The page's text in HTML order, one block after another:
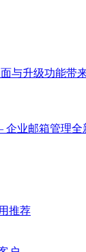
与升级功能带
业邮箱管理全
推荐